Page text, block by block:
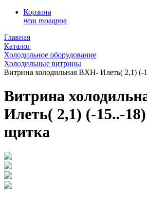
Корзина
нет товаров
Главная
Каталог
Холодильное оборудование
Холодильные витрины
Витрина холодильная ВХН- Илеть( 2,1) (-
Витрина
Илеть( 2,1) (-15..-18)
щитка